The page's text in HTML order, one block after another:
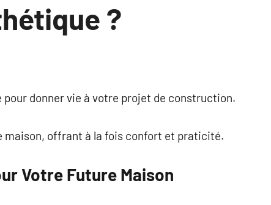
?
donner vie à votre projet de construction.
maison, offrant à la fois confort et praticité.
Votre Future Maison